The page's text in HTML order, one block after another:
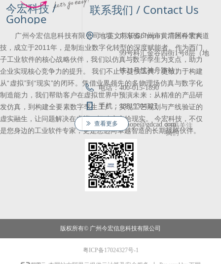
版权所有© 广州今宏信息科技有限公司
联系我们 / Contact Us
扫码关注
我们
今宏科技 /
Gohope
广州今宏信息科技有限公司（英文标识Gohope）广州今宏科
技，成立于2011年，是制造业数字化转型的深度赋能者。作为西门
子工业软件的核心战略伙伴，我们以仿真与数字孪生为支点，助力
企业实现核心竞争力的提升。 我们不止于提供工具，更致力于构建
从“虚拟”到“现实”的闭环。凭借业界领先的多物理场仿真与数字化
制造能力，我们帮助客户在虚拟世界中预演未来：从精准的产品研
发仿真，到构建全要素数字孪生工厂，实现工艺规划与产线验证的
虚实融生，让问题解决在虚拟，把确定交给现实。 今宏科技，不仅
是您身边的工业软件专家，更是您迈向卓越智造的长期战略伙伴。
地址：广东省广州市黄埔区科学大道
99号科汇金谷四街1号8层（地
铁21号线神舟路站）
电话：400-015-1890
手机： 18819304327
邮箱： gohope@gdcad.com
ꅀ 查看更多
粤ICP备17024327号-1